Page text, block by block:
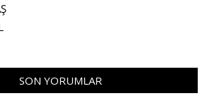
SON YORUMLAR